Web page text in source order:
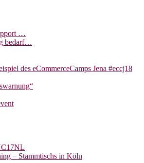
…
bedarf…
des eCommerceCamps Jena #eccj18
– Stammtischs in Köln